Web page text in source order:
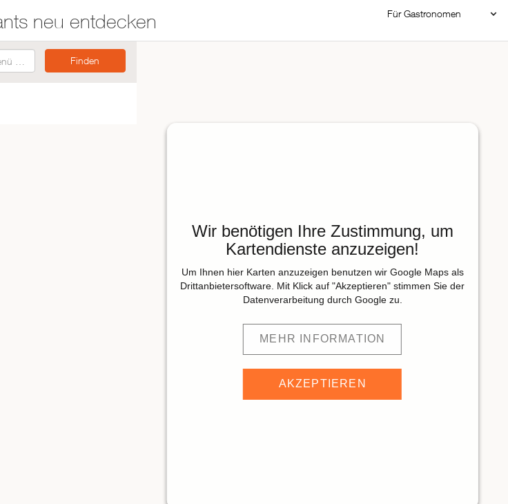
neu entdecken
Für Gastronomen
Wir benötigen Ihre Zustimmung, um
Kartendienste anzuzeigen!
Um Ihnen hier Karten anzuzeigen benutzen wir Google Maps als
Drittanbietersoftware. Mit Klick auf "Akzeptieren" stimmen Sie der
Datenverarbeitung durch Google zu.
MEHR INFORMATION
AKZEPTIEREN